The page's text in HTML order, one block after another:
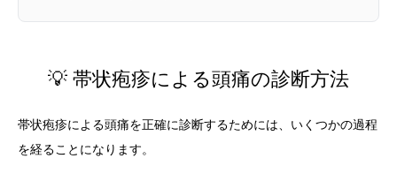
💡 帯状疱疹による頭痛の診断方法
帯状疱疹による頭痛を正確に診断するためには、いくつかの過程
を経ることになります。